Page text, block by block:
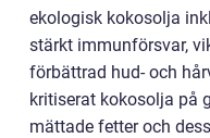
ekologisk kokosolja
stärkt immunförsvar,
förbättrad hud- och
kritiserat kokosolja på
mättade fetter och